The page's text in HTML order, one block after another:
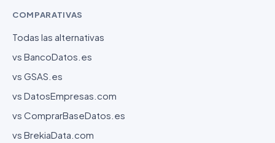
COMPARATIVAS
Todas las alternativas
vs BancoDatos.es
vs GSAS.es
vs DatosEmpresas.com
vs ComprarBaseDatos.es
vs BrekiaData.com